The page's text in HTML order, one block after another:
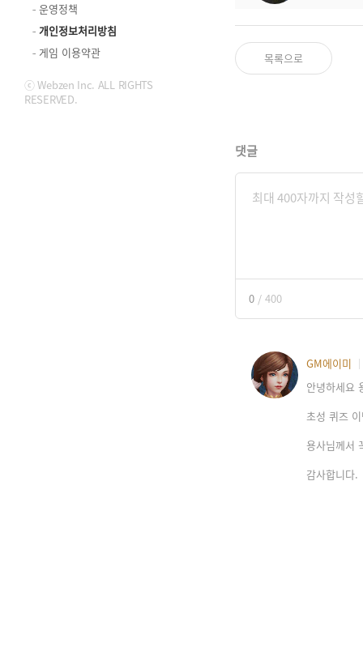
운영정책
개인정보처리방침
게임 이용약관
ⓒ Webzen Inc. ALL RIGHTS
RESERVED.
목록으로
댓글
0 / 400
GM에이미
안녕하세요
초성 퀴즈
용사님께서
감사합니다.